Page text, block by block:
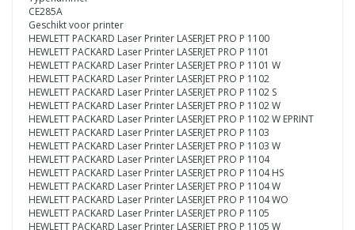
CE285A
Geschikt voor printer
HEWLETT PACKARD Laser Printer LASERJET PRO P 1100
HEWLETT PACKARD Laser Printer LASERJET PRO P 1101
HEWLETT PACKARD Laser Printer LASERJET PRO P 1101 W
HEWLETT PACKARD Laser Printer LASERJET PRO P 1102
HEWLETT PACKARD Laser Printer LASERJET PRO P 1102 S
HEWLETT PACKARD Laser Printer LASERJET PRO P 1102 W
HEWLETT PACKARD Laser Printer LASERJET PRO P 1102 W EPRINT
HEWLETT PACKARD Laser Printer LASERJET PRO P 1103
HEWLETT PACKARD Laser Printer LASERJET PRO P 1103 W
HEWLETT PACKARD Laser Printer LASERJET PRO P 1104
HEWLETT PACKARD Laser Printer LASERJET PRO P 1104 HS
HEWLETT PACKARD Laser Printer LASERJET PRO P 1104 W
HEWLETT PACKARD Laser Printer LASERJET PRO P 1104 WO
HEWLETT PACKARD Laser Printer LASERJET PRO P 1105
HEWLETT PACKARD Laser Printer LASERJET PRO P 1105 W